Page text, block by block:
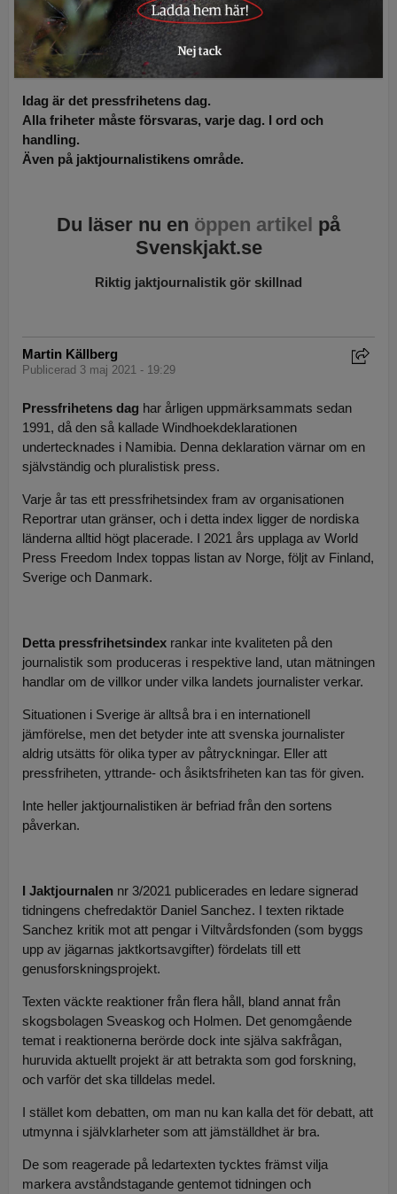
Krönika: Bemöt åsikterna –
straffa inte den som uttrycker
dem
Idag är det pressfrihetens dag.
Alla friheter måste försvaras, varje dag. I ord och
handling.
Även på jaktjournalistikens område.
Du läser nu en öppen artikel på
Svenskjakt.se
Riktig jaktjournalistik gör skillnad
Martin Källberg
Publicerad 3 maj 2021 - 19:29
Pressfrihetens dag har årligen uppmärksammats sedan
1991, då den så kallade Windhoekdeklarationen
undertecknades i Namibia. Denna deklaration värnar om en
självständig och pluralistisk press.
Varje år tas ett pressfrihetsindex fram av organisationen
Reportrar utan gränser, och i detta index ligger de nordiska
länderna alltid högt placerade. I 2021 års upplaga av World
Press Freedom Index toppas listan av Norge, följt av Finland,
Sverige och Danmark.
Detta pressfrihetsindex rankar inte kvaliteten på den
journalistik som produceras i respektive land, utan mätningen
handlar om de villkor under vilka landets journalister verkar.
Situationen i Sverige är alltså bra i en internationell
jämförelse, men det betyder inte att svenska journalister
aldrig utsätts för olika typer av påtryckningar. Eller att
pressfriheten, yttrande- och åsiktsfriheten kan tas för given.
Inte heller jaktjournalistiken är befriad från den sortens
påverkan.
I Jaktjournalen nr 3/2021 publicerades en ledare signerad
tidningens chefredaktör Daniel Sanchez. I texten riktade
Sanchez kritik mot att pengar i Viltvårdsfonden (som byggs
upp av jägarnas jaktkortsavgifter) fördelats till ett
genusforskningsprojekt.
Texten väckte reaktioner från flera håll, bland annat från
skogsbolagen Sveaskog och Holmen. Det genomgående
temat i reaktionerna berörde dock inte själva sakfrågan,
huruvida aktuellt projekt är att betrakta som god forskning,
och varför det ska tilldelas medel.
I stället kom debatten, om man nu kan kalla det för debatt, att
utmynna i självklarheter som att jämställdhet är bra.
De som reagerade på ledartexten tycktes främst vilja
markera avståndstagande gentemot tidningen och